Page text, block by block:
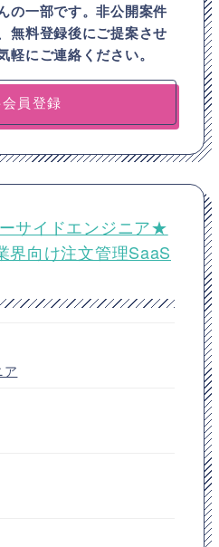
の一部です。非公開案件
無料登録後にご提案させ
軽にご連絡ください。
員登録
サイドエンジニア★
界向け注文管理SaaS
ア